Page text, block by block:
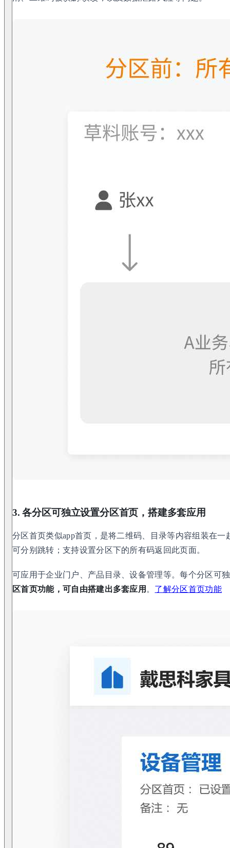
3. 各分区可独立设置分区首页，搭建多套应用
分区首页类似app首页，是将二维码、目录等内容组装在
可分别跳转；支持设置分区下的所有码返回此页面。
可应用于企业门户、产品目录、设备管理等。每个分区可
区首页功能，可自由搭建出多套应用 。 了解分区首页功能